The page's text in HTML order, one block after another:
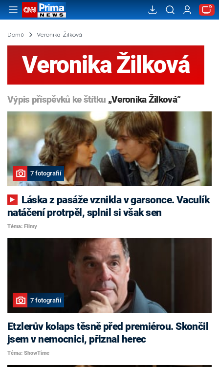
Domů Veronika Žilková
Veronika Žilková
Výpis příspěvků ke štítku „Veronika Žilková“
7 fotografií
natáčení protrpěl, splnil si však sen
Téma: Filmy
7 fotografií
Etzlerův kolaps těsně před premiérou. Skončil
jsem v nemocnici, přiznal herec
Téma: ShowTime